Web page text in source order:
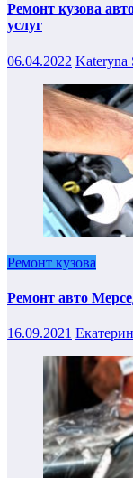
Ремонт кузова
услуг
06.04.2022 Kateryna
Ремонт кузова
Ремонт авто
16.09.2021